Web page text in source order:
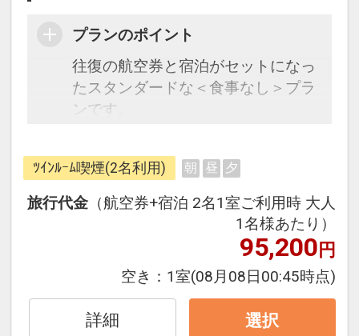
プランのポイント
往復の航空券と宿泊がセットになっ
たスタンダードな＜食事なし＞プラ
ンです。
できるダイナミックパッケージだか
ら、一都市滞在はもちろん周遊旅行
にも最適！
旅行期間中の1泊だけの宿泊や延
泊・飛び泊なども自由自在です。
フライトは、安心のJAL（または
JALグループ）確約！フライトマイ
ル50%貯まります。
オプションでレンタカーや現地交
ﾂｲﾝﾙｰﾑ喫煙(2名利用) 朝 昼 夕
旅行代金 （航空券+宿泊 2名1室ご利用時 大人
1名様あたり）
95,200円
空き： 1室(08月08日00:45時点)
詳細 選択